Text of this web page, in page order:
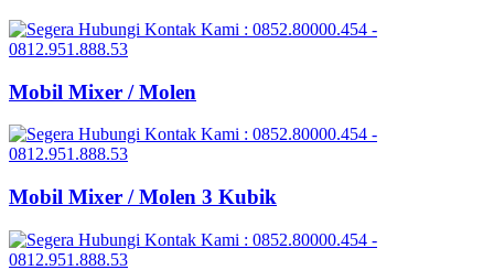
Mobil Mixer / Molen
Mobil Mixer / Molen 3 Kubik